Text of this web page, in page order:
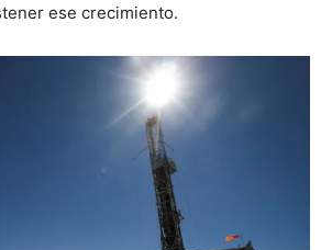
ese crecimiento.